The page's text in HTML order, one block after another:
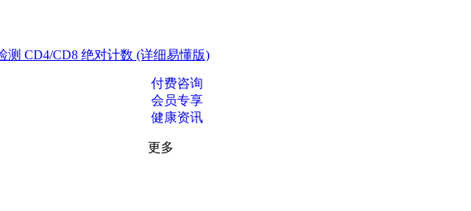
测 CD4/CD8 绝对计数 (详细易懂版)
付费咨询
会员专享
健康资讯
更多